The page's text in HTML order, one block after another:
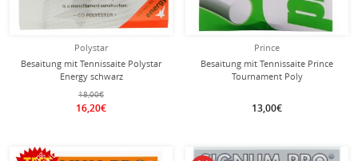
Polystar
Besaitung mit Tennissaite Polystar
Energy schwarz
18,00€
16,20€
Prince
Besaitung mit Tennissaite Prince
Tournament Poly
13,00€